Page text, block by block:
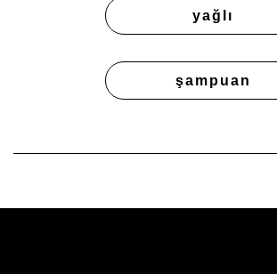
yağlı
şampuan